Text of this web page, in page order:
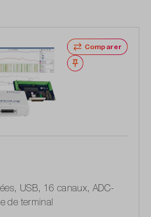
Comparer
Noter
USB, 16 canaux, ADC-
de terminal